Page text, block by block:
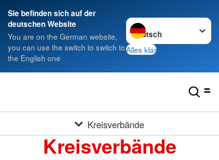
Sie befinden sich auf der
deutschen Website
You are on the German website,
you can use the switch to switch to
the English one
Sprache wechseln zu
Alles klar
Kreisverbände
Kreisverbände